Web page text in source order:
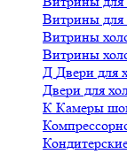
Витрины для
Витрины
Витрины
Д Двери для
Двери для
К Камеры